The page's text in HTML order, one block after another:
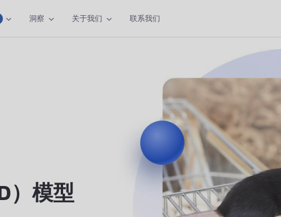
洞察 关于我们 联系我们
）模型